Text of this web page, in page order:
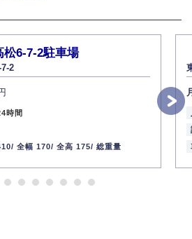
部への漏洩を防止し、その利用目的に応じて
づく要請があった場合を除き、お客様の個人
者に提供いたしません。
削除
情報開示の請求があった場合、すみやかに開
があり、ご本人から訂正・追加・削除の請求
取り扱いについての重要性を理解し、より適
松6-7-2駐車場
2
時間
全幅 170/ 全高 175/ 総重量